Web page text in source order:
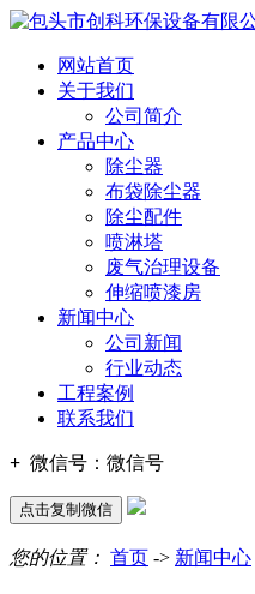
网站首页
关于我们
公司简介
产品中心
除尘器
布袋除尘器
除尘配件
喷淋塔
废气治理设备
伸缩喷漆房
新闻中心
公司新闻
行业动态
工程案例
联系我们
+ 微信号： 微信号
点击复制微信
您的位置： 首页 -> 新闻中心